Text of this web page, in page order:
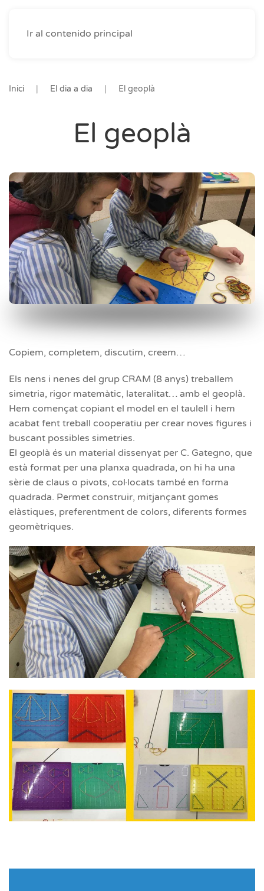
Ir al contenido principal
Inici El dia a dia El geoplà
El geoplà
Copiem, completem, discutim, creem…
Els nens i nenes del grup CRAM (8 anys) treballem
simetria, rigor matemàtic, lateralitat… amb el geoplà.
Hem començat copiant el model en el taulell i hem
acabat fent treball cooperatiu per crear noves figures i
buscant possibles simetries.
El geoplà és un material dissenyat per C. Gategno, que
està format per una planxa quadrada, on hi ha una
sèrie de claus o pivots, col·locats també en forma
quadrada. Permet construir, mitjançant gomes
elàstiques, preferentment de colors, diferents formes
geomètriques.